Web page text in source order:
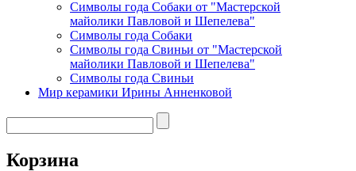
Символы года Собаки от "Мастерской
майолики Павловой и Шепелева"
Символы года Собаки
Символы года Свиньи от "Мастерской
майолики Павловой и Шепелева"
Символы года Свиньи
Мир керамики Ирины Анненковой
Корзина